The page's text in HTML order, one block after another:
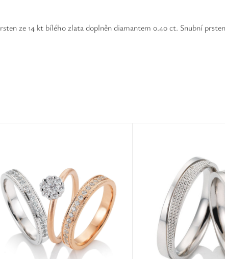
ze 14 kt bílého zlata doplněn diamantem 0.40 ct. Snubní